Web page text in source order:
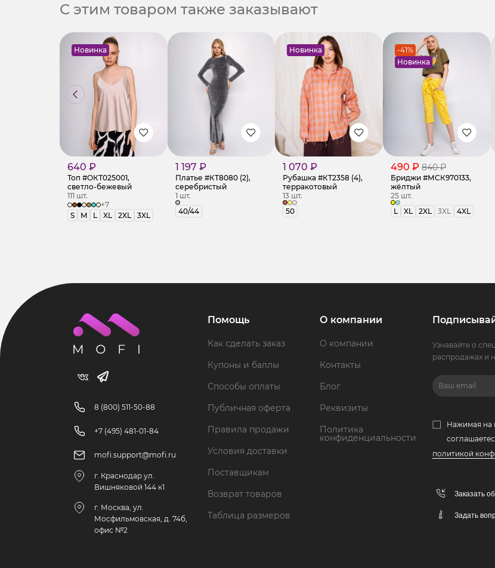
С этим товаром также заказывают
Новинка
640 ₽
Топ #ОКТ025001,
светло-бежевый
111 шт.
+7
S
M L XL 2XL 3XL
1 197 ₽
Платье #КТ8080 (2),
серебристый
1 шт.
40/44
Новинка
1 070 ₽
Рубашка #КТ2358 (4),
терракотовый
13 шт.
50
-41%
Новинка
490 ₽ 840 ₽
Бриджи #МСК970133,
жёлтый
25 шт.
L
XL 2XL 3XL 4XL
8 (800) 511-50-88
+7 (495) 481-01-84
mofi.support@mofi.ru
г. Краснодар ул.
Вишняковой 144 к1
г. Москва, ул.
Мосфильмовская, д. 74б,
офис №2
Помощь
Как сделать заказ
Купоны и баллы
Способы оплаты
Публичная оферта
Правила продажи
Условия доставки
Поставщикам
Возврат товаров
Таблица размеров
О компании
О компании
Контакты
Блог
Реквизиты
Политика
конфиденциальности
Узнавайте о
распродажах и
Нажимая на
политикой
Заказать
Задать